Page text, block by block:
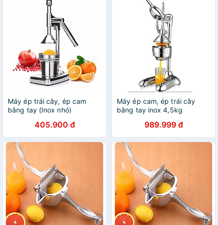
Máy ép trái cây, ép cam
bằng tay (Inox nhỏ)
405.900 đ
Máy ép cam, ép trái cây
bằng tay inox 4,5kg
989.999 đ